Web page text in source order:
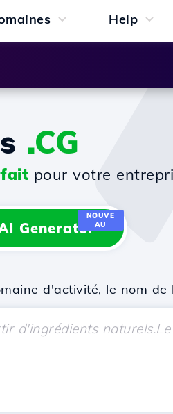
Help
.CG
pour votre
Generator
NOUVE
AU
d'activité, le nom de